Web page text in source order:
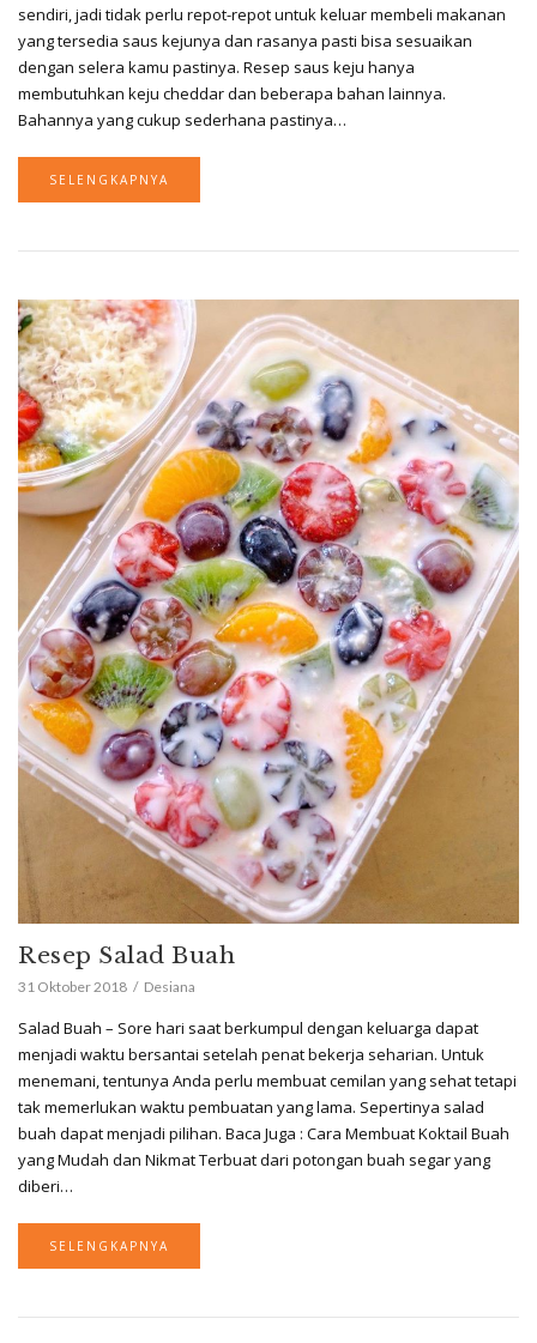
sendiri, jadi tidak perlu repot-repot untuk keluar membeli makanan
yang tersedia saus kejunya dan rasanya pasti bisa sesuaikan
dengan selera kamu pastinya. Resep saus keju hanya
membutuhkan keju cheddar dan beberapa bahan lainnya.
Bahannya yang cukup sederhana pastinya…
SELENGKAPNYA
Resep Salad Buah
31 Oktober 2018 Desiana
Salad Buah – Sore hari saat berkumpul dengan keluarga dapat
menjadi waktu bersantai setelah penat bekerja seharian. Untuk
menemani, tentunya Anda perlu membuat cemilan yang sehat tetapi
tak memerlukan waktu pembuatan yang lama. Sepertinya salad
buah dapat menjadi pilihan. Baca Juga : Cara Membuat Koktail Buah
yang Mudah dan Nikmat Terbuat dari potongan buah segar yang
diberi…
SELENGKAPNYA